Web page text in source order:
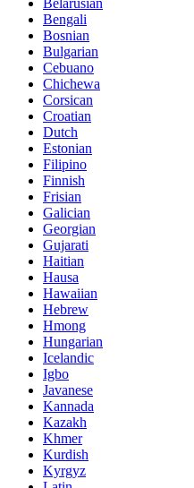
Bengali
Bosnian
Bulgarian
Cebuano
Chichewa
Corsican
Croatian
Dutch
Estonian
Filipino
Finnish
Frisian
Galician
Georgian
Gujarati
Haitian
Hausa
Hawaiian
Hebrew
Hmong
Hungarian
Icelandic
Igbo
Javanese
Kannada
Kazakh
Khmer
Kurdish
Kyrgyz